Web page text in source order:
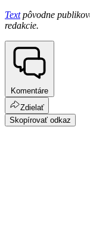
Textpôvodne
redakcie.
Komentáre
Zdielať
Skopírovať odkaz